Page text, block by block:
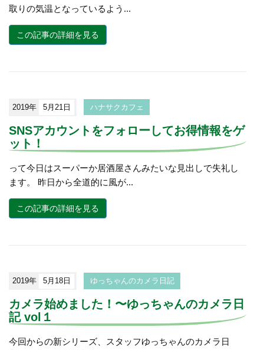
取りの気温となっているよう...
この記事の詳細を見る
2019年 5月21日 ハナサクカフェ
SNSアカウントをフォローしてお得情報をゲ
ット！
って今日はスーパーか居酒屋さんみたいな見出しで失礼し
ます。 昨日から全道的に風が...
この記事の詳細を見る
2019年 5月18日 ゆっちゃんのカメラ日記
カメラ始めました！〜ゆっちゃんのカメラ日
記 vol１
今回からの新シリーズ、スタッフゆっちゃんのカメラ日